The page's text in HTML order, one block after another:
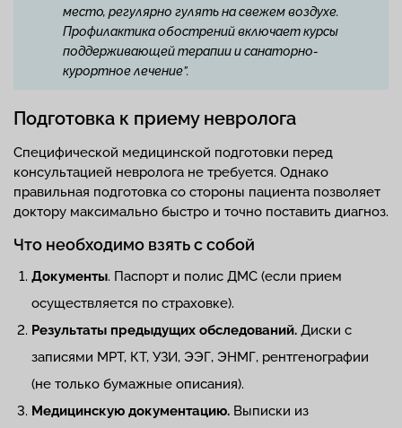
место, регулярно гулять на свежем воздухе.
Профилактика обострений включает курсы
поддерживающей терапии и санаторно-
курортное лечение”.
Подготовка к приему невролога
Специфической медицинской подготовки перед
консультацией невролога не требуется. Однако
правильная подготовка со стороны пациента позволяет
доктору максимально быстро и точно поставить диагноз.
Что необходимо взять с собой
Документы. Паспорт и полис ДМС (если прием
осуществляется по страховке).
Результаты предыдущих обследований. Диски с
записями МРТ, КТ, УЗИ, ЭЭГ, ЭНМГ, рентгенографии
(не только бумажные описания).
Медицинскую документацию. Выписки из